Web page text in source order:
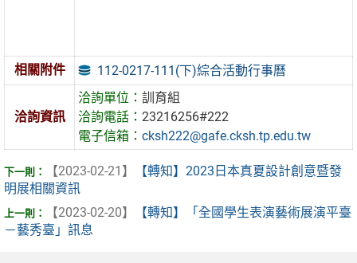
相關附件 112-0217-111(下)綜合活動行事曆
洽詢資訊
洽詢單位：訓育組
洽詢電話：23216256#222
電子信箱：cksh222@gafe.cksh.tp.edu.tw
【2023-02-21】
【轉知】2023日本真夏設計創意暨發
明展相關資訊
【2023-02-20】
【轉知】「全國學生表演藝術展演平臺
－藝秀臺」訊息